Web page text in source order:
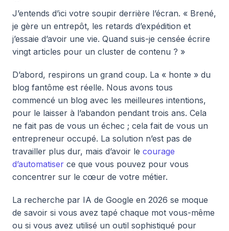
J’entends d’ici votre soupir derrière l’écran. « Brené,
je gère un entrepôt, les retards d’expédition et
j’essaie d’avoir une vie. Quand suis-je censée écrire
vingt articles pour un cluster de contenu ? »
D’abord, respirons un grand coup. La « honte » du
blog fantôme est réelle. Nous avons tous
commencé un blog avec les meilleures intentions,
pour le laisser à l’abandon pendant trois ans. Cela
ne fait pas de vous un échec ; cela fait de vous un
entrepreneur occupé. La solution n’est pas de
travailler plus dur, mais d’avoir le courage
d’automatiser ce que vous pouvez pour vous
concentrer sur le cœur de votre métier.
La recherche par IA de Google en 2026 se moque
de savoir si vous avez tapé chaque mot vous-même
ou si vous avez utilisé un outil sophistiqué pour